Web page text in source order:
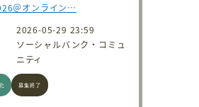
＠オンライン…
2026-05-29 23:59
ソーシャルバンク・コミュ
ニティ
募集終了